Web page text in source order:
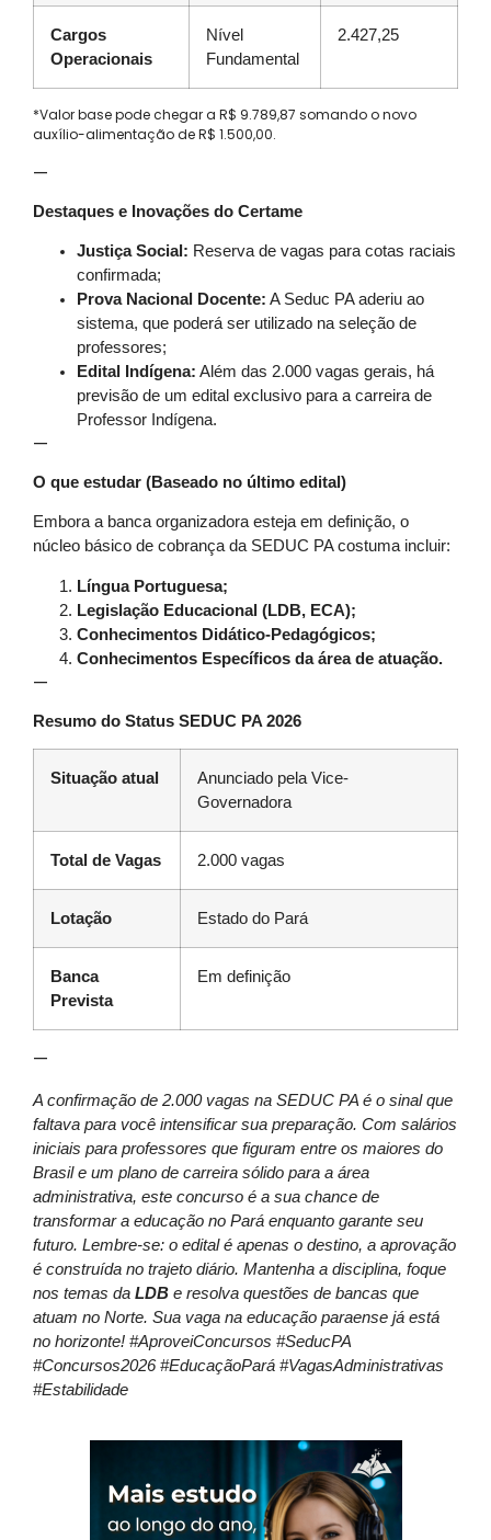
Cargos
Operacionais
Nível
Fundamental
2.427,25
*Valor base pode chegar a R$ 9.789,87 somando o novo
auxílio-alimentação de R$ 1.500,00.
—
Destaques e Inovações do Certame
Justiça Social: Reserva de vagas para cotas raciais
confirmada;
Prova Nacional Docente: A Seduc PA aderiu ao
sistema, que poderá ser utilizado na seleção de
professores;
Edital Indígena: Além das 2.000 vagas gerais, há
previsão de um edital exclusivo para a carreira de
Professor Indígena.
—
O que estudar (Baseado no último edital)
Embora a banca organizadora esteja em definição, o
núcleo básico de cobrança da SEDUC PA costuma incluir:
Língua Portuguesa;
Legislação Educacional (LDB, ECA);
Conhecimentos Didático-Pedagógicos;
Conhecimentos Específicos da área de atuação.
—
Resumo do Status SEDUC PA 2026
Situação atual
Anunciado pela Vice-
Governadora
Total de Vagas 2.000 vagas
Lotação Estado do Pará
Banca
Prevista
Em definição
—
A confirmação de 2.000 vagas na SEDUC PA é o sinal que
faltava para você intensificar sua preparação. Com salários
iniciais para professores que figuram entre os maiores do
Brasil e um plano de carreira sólido para a área
administrativa, este concurso é a sua chance de
transformar a educação no Pará enquanto garante seu
futuro. Lembre-se: o edital é apenas o destino, a aprovação
é construída no trajeto diário. Mantenha a disciplina, foque
nos temas da LDB e resolva questões de bancas que
atuam no Norte. Sua vaga na educação paraense já está
no horizonte! #AproveiConcursos #SeducPA
#Concursos2026 #EducaçãoPará #VagasAdministrativas
#Estabilidade